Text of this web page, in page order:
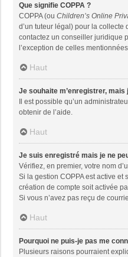
Que signifie COPPA ?
COPPA (ou Children’s Online
d’un tuteur légal) pour la collecte
contactez un conseiller juridique
l’exception de celles
Haut
Je souhaite m’enregistrer, mais
Il est possible qu’un
obtenir de l’aide.
Haut
Je suis enregistré mais je ne
Vérifiez, en premier, votre nom
Si la gestion COPPA est active
création de compte soit activée
Si vous n’avez pas reçu de
Haut
Pourquoi ne puis-je pas me
Plusieurs raisons pourraient